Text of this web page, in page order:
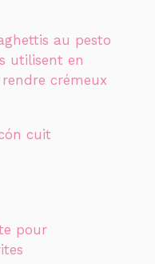
au pesto
utilisent en
crémeux
cuit
pour